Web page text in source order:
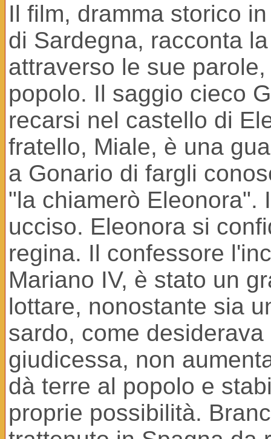
Il film, dramma storico
di Sardegna, racconta
attraverso le sue
popolo. Il saggio cieco
recarsi nel castello di
fratello, Miale, è una
a Gonario di fargli
"la chiamerò Eleonora".
ucciso. Eleonora si
regina. Il confessore
Mariano IV, è stato un
lottare, nonostante sia
sardo, come
giudicessa, non
dà terre al popolo e
proprie possibilità.